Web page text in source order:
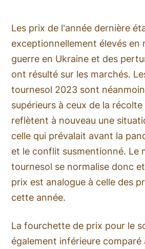
Les prix de l'année dernière
exceptionnellement élevés en
guerre en Ukraine et des
ont résulté sur les marchés.
tournesol 2023 sont
supérieurs à ceux de la
reflètent à nouveau une
celle qui prévalait avant la
et le conflit susmentionné. Le
tournesol se normalise donc
prix est analogue à celle des
cette année.
La fourchette de prix pour le
également inférieure comparé